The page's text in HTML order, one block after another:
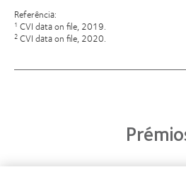
Referência:
1 CVI data on file, 2019.
2 CVI data on file, 2020.